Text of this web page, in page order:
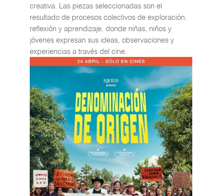
creativa. Las piezas seleccionadas son el
resultado de procesos colectivos de exploración,
reflexión y aprendizaje, donde niñas, niños y
jóvenes expresan sus ideas, observaciones y
experiencias a través del cine.